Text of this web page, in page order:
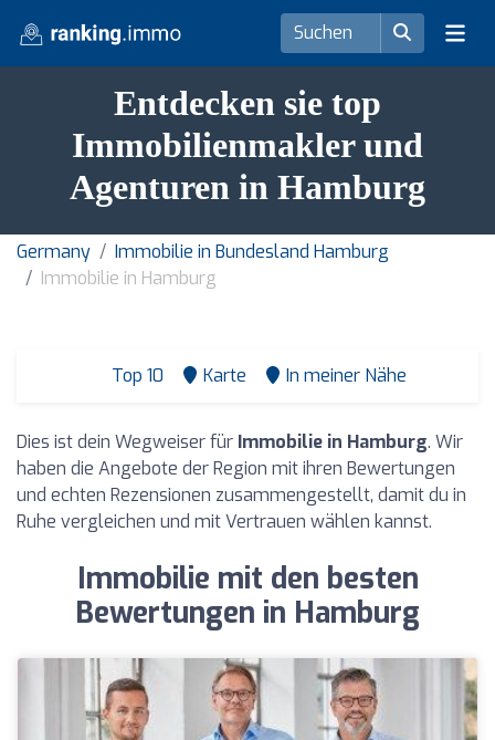
Entdecken sie top
Immobilienmakler und
Agenturen in Hamburg
Germany
Immobilie in Bundesland Hamburg
Immobilie in Hamburg
Top 10 Karte In meiner Nähe
Dies ist dein Wegweiser für Immobilie in Hamburg. Wir
haben die Angebote der Region mit ihren Bewertungen
und echten Rezensionen zusammengestellt, damit du in
Ruhe vergleichen und mit Vertrauen wählen kannst.
Immobilie mit den besten
Bewertungen in Hamburg